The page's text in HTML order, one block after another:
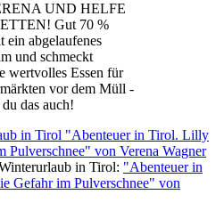
UND HELFE
Gut 70 %
ein abgelaufenes
und schmeckt
wertvolles Essen für
vor dem Müll -
das auch!
in Tirol: "Abenteuer in
Gefahr im Pulverschnee" von